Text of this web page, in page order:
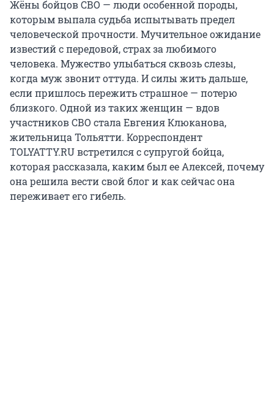
Жёны бойцов СВО — люди особенной породы,
которым выпала судьба испытывать предел
человеческой прочности. Мучительное ожидание
известий с передовой, страх за любимого
человека. Мужество улыбаться сквозь слезы,
когда муж звонит оттуда. И силы жить дальше,
если пришлось пережить страшное — потерю
близкого. Одной из таких женщин — вдов
участников СВО стала Евгения Клюканова,
жительница Тольятти. Корреспондент
TOLYATTY.RU встретился с супругой бойца,
которая рассказала, каким был ее Алексей, почему
она решила вести свой блог и как сейчас она
переживает его гибель.